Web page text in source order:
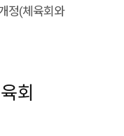
정(체육회와
회